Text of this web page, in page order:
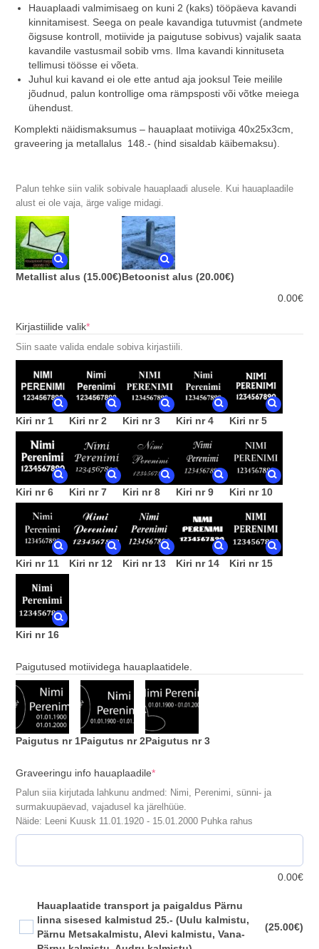
Hauaplaadi valmimisaeg on kuni 2 (kaks) tööpäeva kavandi
kinnitamisest. Seega on peale kavandiga tutuvmist (andmete
õigsuse kontroll, motiivide ja paigutuse sobivus) vajalik saata
kavandile vastusmail sobib vms. Ilma kavandi kinnituseta
tellimusi töösse ei võeta.
Juhul kui kavand ei ole ette antud aja jooksul Teie meilile
jõudnud, palun kontrollige oma rämpsposti või võtke meiega
ühendust.
Komplekti näidismaksumus – hauaplaat motiiviga 40x25x3cm,
graveering ja metallalus 148.- (hind sisaldab käibemaksu).
Palun tehke siin valik sobivale hauaplaadi alusele. Kui hauaplaadile
alust ei ole vaja, ärge valige midagi.
Metallist alus (15.00€)Betoonist alus (20.00€)
0.00€
Kirjastiilide valik*(required)
Siin saate valida endale sobiva kirjastiili.
Kiri nr 1 Kiri nr 2 Kiri nr 3 Kiri nr 4 Kiri nr 5
Kiri nr 6 Kiri nr 7 Kiri nr 8 Kiri nr 9 Kiri nr 10
Kiri nr 11 Kiri nr 12 Kiri nr 13 Kiri nr 14 Kiri nr 15
Kiri nr 16
Paigutused motiividega hauaplaatidele.
Paigutus nr 1Paigutus nr 2Paigutus nr 3
Graveeringu info hauaplaadile*(required)
Palun siia kirjutada lahkunu andmed: Nimi, Perenimi, sünni- ja
surmakuupäevad, vajadusel ka järelhüüe.
Näide: Leeni Kuusk 11.01.1920 - 15.01.2000 Puhka rahus
0.00€
Hauaplaatide transport ja paigaldus Pärnu
linna sisesed kalmistud 25.- (Uulu kalmistu,
Pärnu Metsakalmistu, Alevi kalmistu, Vana-
(25.00€)